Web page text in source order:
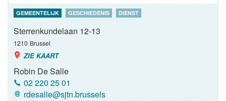
GEMEENTELIJK GESCHIEDENIS DIENST
Sterrenkundelaan 12-13
1210 Brussel
ZIE KAART
Robin De Salle
02 220 25 01
rdesalle@sjtn.brussels